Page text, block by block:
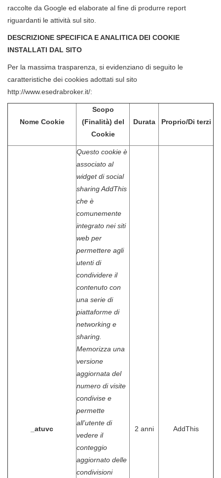
raccolte da Google ed elaborate al fine di produrre report
riguardanti le attività sul sito.
DESCRIZIONE SPECIFICA E ANALITICA DEI COOKIE
INSTALLATI DAL SITO
Per la massima trasparenza, si evidenziano di seguito le
caratteristiche dei cookies adottati sul sito
http://www.esedrabroker.it/:
Nome Cookie
Scopo
(Finalità) del
Cookie
Durata Proprio/Di terzi
_atuvc
Questo cookie è
associato al
widget di social
sharing AddThis
che è
comunemente
integrato nei siti
web per
permettere agli
utenti di
condividere il
contenuto con
una serie di
piattaforme di
networking e
sharing.
Memorizza una
versione
aggiornata del
numero di visite
condivise e
permette
all’utente di
vedere il
conteggio
aggiornato delle
condivisioni
2 anni AddThis